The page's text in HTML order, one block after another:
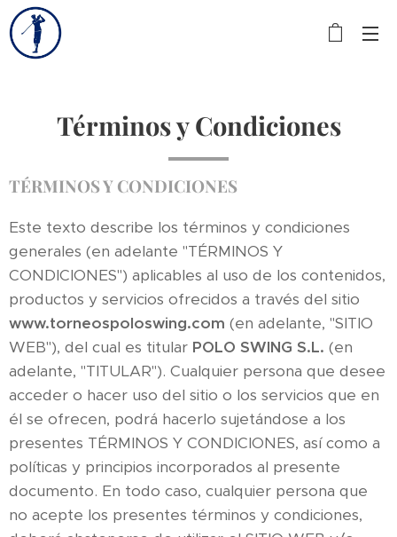
Términos y Condiciones
TÉRMINOS Y CONDICIONES
Este texto describe los términos y condiciones
generales (en adelante "TÉRMINOS Y
CONDICIONES") aplicables al uso de los contenidos,
productos y servicios ofrecidos a través del sitio
www.torneospoloswing.com (en adelante, "SITIO
WEB"), del cual es titular POLO SWING S.L. (en
adelante, "TITULAR"). Cualquier persona que desee
acceder o hacer uso del sitio o los servicios que en
él se ofrecen, podrá hacerlo sujetándose a los
presentes TÉRMINOS Y CONDICIONES, así como a
políticas y principios incorporados al presente
documento. En todo caso, cualquier persona que
no acepte los presentes términos y condiciones,